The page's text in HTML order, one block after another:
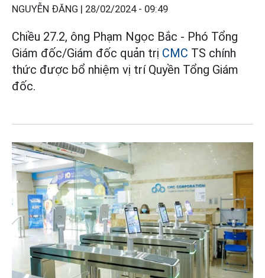
NGUYỄN ĐĂNG | 28/02/2024 - 09:49
Chiều 27.2, ông Phạm Ngọc Bắc - Phó Tổng
Giám đốc/Giám đốc quản trị CMC TS chính
thức được bổ nhiệm vị trí Quyền Tổng Giám
đốc.